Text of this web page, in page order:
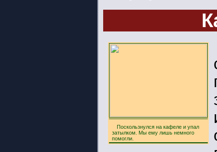
Поскользнулся на кафеле и упал
затылком. Мы ему лишь немного
помогли.